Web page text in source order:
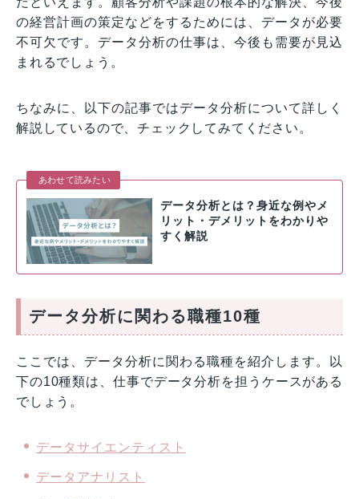
の経営計画の策定などをするためには、データが必要
不可欠です。データ分析の仕事は、今後も需要が見込
まれるでしょう。
ちなみに、以下の記事ではデータ分析について詳しく
解説しているので、チェックしてみてください。
あわせて読みたい
データ分析とは？身近な例やメ
リット・デメリットをわかりや
すく解説
データ分析に関わる職種10種
ここでは、データ分析に関わる職種を紹介します。以
下の10種類は、仕事でデータ分析を担うケースがある
でしょう。
データサイエンティスト
データアナリスト